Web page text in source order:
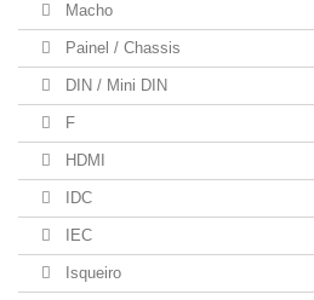
Macho
Painel / Chassis
DIN / Mini DIN
F
HDMI
IDC
IEC
Isqueiro